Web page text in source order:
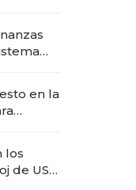
en la
los
de US$